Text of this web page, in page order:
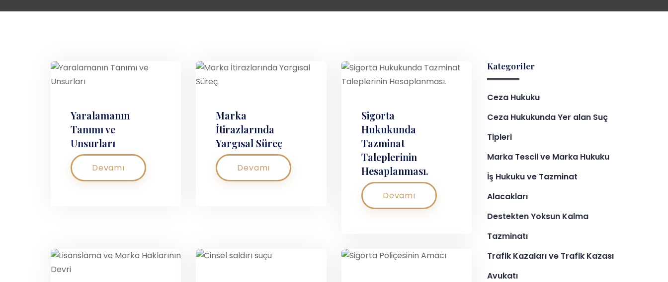
Yaralamanın
Tanımı ve
Unsurları
Devamı
Marka
İtirazlarında
Yargısal Süreç
Devamı
Sigorta
Hukukunda
Tazminat
Taleplerinin
Hesaplanması.
Devamı
Kategoriler
Ceza Hukuku
Ceza Hukukunda Yer alan Suç
Tipleri
Marka Tescil ve Marka Hukuku
İş Hukuku ve Tazminat
Alacakları
Destekten Yoksun Kalma
Tazminatı
Trafik Kazaları ve Trafik Kazası
Avukatı